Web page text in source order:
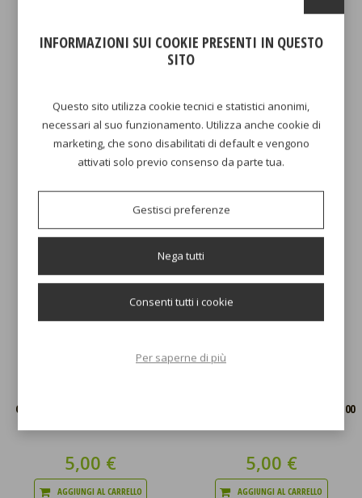
8,00 € 8,00 €
CONTENITORE PER TRITATUTTO
5,00 €
AGGIUNGI AL CARRELLO
STELO IMMERSIONE PER P102FRU100
5,00 €
AGGIUNGI AL CARRELLO
INFORMAZIONI SUI COOKIE PRESENTI IN QUESTO
SITO
Questo sito utilizza cookie tecnici e statistici anonimi,
necessari al suo funzionamento. Utilizza anche cookie di
marketing, che sono disabilitati di default e vengono
attivati solo previo consenso da parte tua.
Gestisci preferenze
Nega tutti
Consenti tutti i cookie
Per saperne di più